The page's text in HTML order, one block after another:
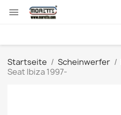

Startseite Scheinwerfer
Seat Ibiza 1997-